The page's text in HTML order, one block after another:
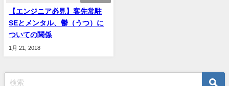
【エンジニア必見】客先常駐
SEとメンタル、鬱（うつ）に
ついての関係
1月 21, 2018